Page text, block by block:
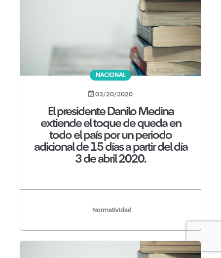
NACIONAL
03/20/2020
El presidente Danilo Medina
extiende el toque de queda en
todo el país por un periodo
adicional de 15 días a partir del día
3 de abril 2020.
Normatividad